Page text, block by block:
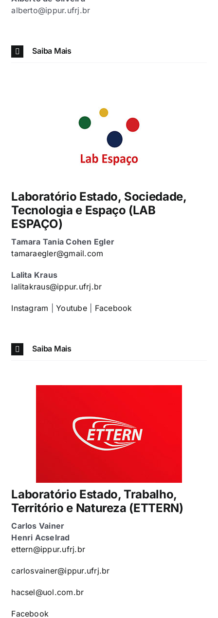
alberto@ippur.ufrj.br
Saiba Mais
Laboratório Estado, Sociedade,
Tecnologia e Espaço (LAB
ESPAÇO)
Tamara Tania Cohen Egler
tamaraegler@gmail.com
Lalita Kraus
lalitakraus@ippur.ufrj.br
Instagram |Youtube| Facebook
Saiba Mais
Laboratório Estado, Trabalho,
Território e Natureza (ETTERN)
Carlos Vainer
Henri Acselrad
ettern@ippur.ufrj.br
carlosvainer@ippur.ufrj.br
hacsel@uol.com.br
Facebook